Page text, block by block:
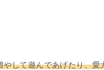
して遊んであげたり、愛